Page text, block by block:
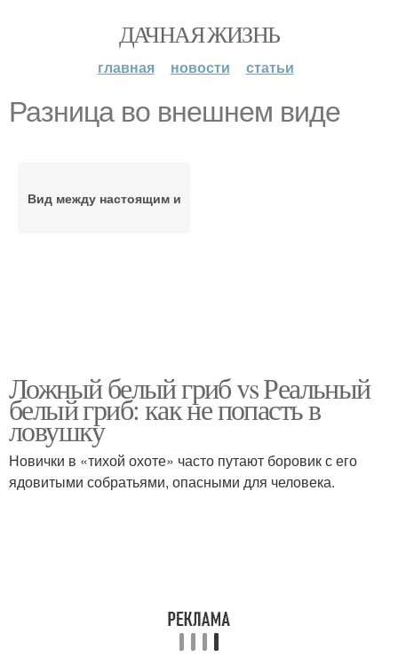
ДАЧНАЯ ЖИЗНЬ
главная новости статьи
Разница во внешнем виде
Вид между настоящим и
Ложный белый гриб vs Реальный
белый гриб: как не попасть в
ловушку
Новички в «тихой охоте» часто путают боровик с его
ядовитыми собратьями, опасными для человека.